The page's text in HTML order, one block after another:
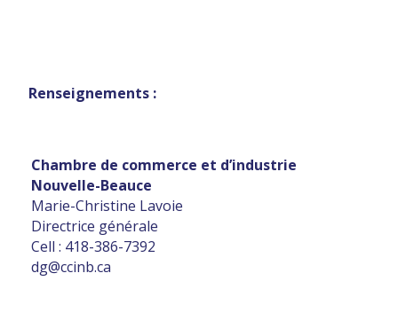
Renseignements :
Chambre de commerce et d’industrie
Nouvelle-Beauce
Marie-Christine Lavoie
Directrice générale
Cell : 418-386-7392
dg@ccinb.ca